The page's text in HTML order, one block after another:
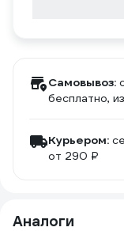
Самовывоз:
бесплатно,
Курьером:
от 290 ₽
Аналоги